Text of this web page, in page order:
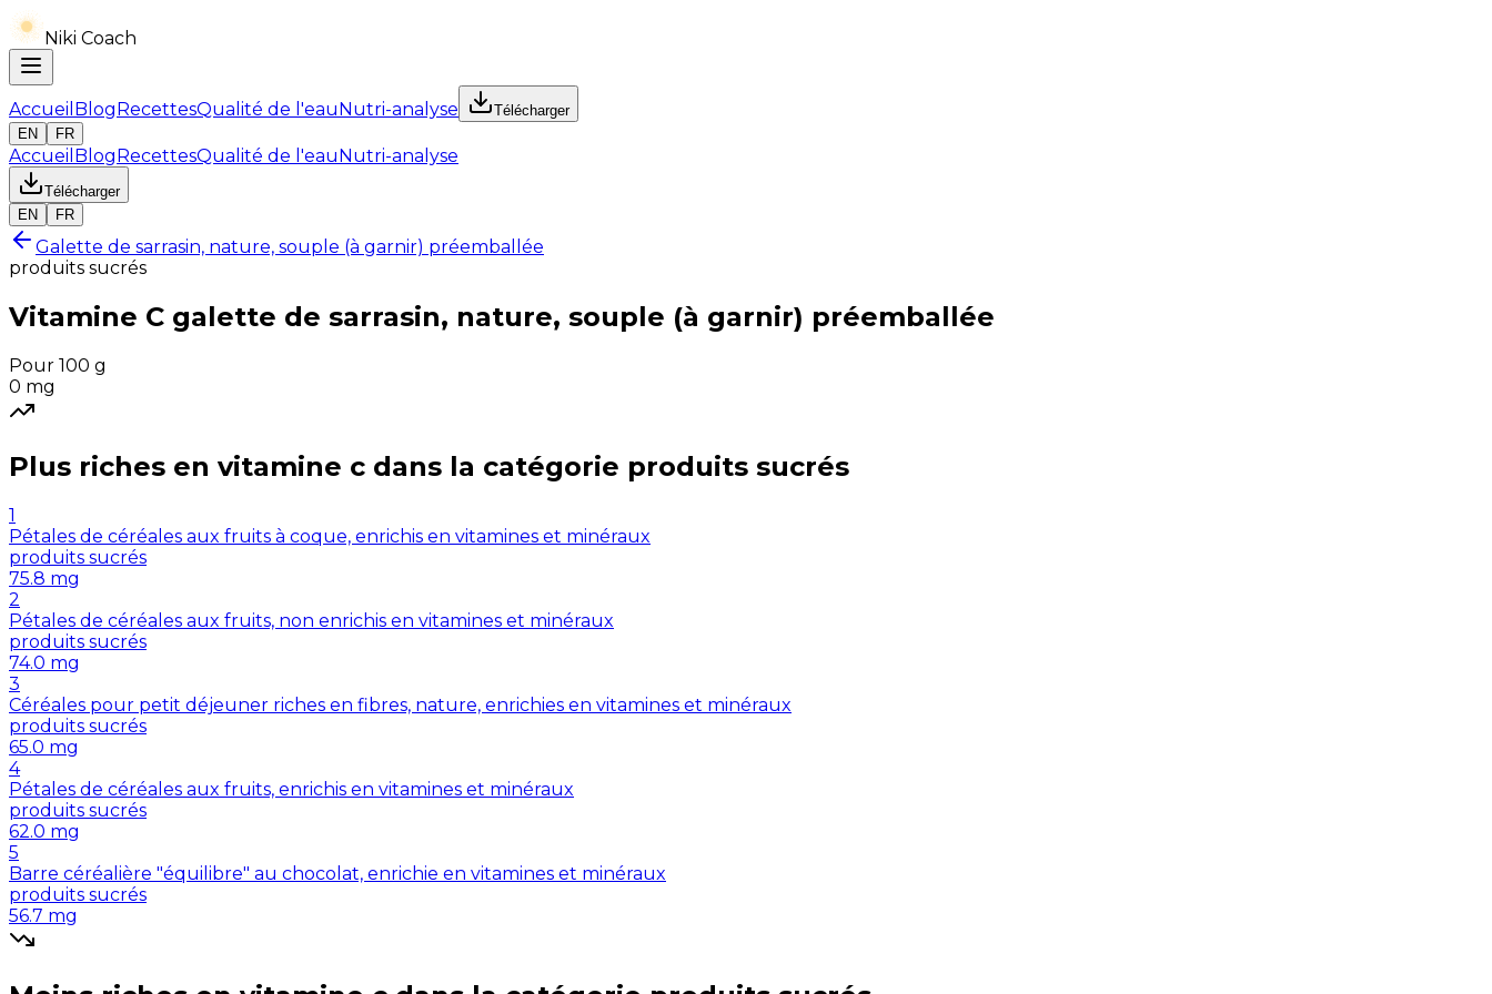
Niki Coach
Accueil BlogRecettesQualité de l'eauNutri-analyse
Télécharger
EN
FR
Accueil BlogRecettesQualité de l'eauNutri-analyse
Télécharger
EN
FR
Galette de sarrasin, nature, souple (à garnir) préemballée
produits sucrés
Vitamine C galette de sarrasin, nature, souple (à garnir) préemballée
Pour 100 g
0 mg
Plus riches en vitamine c dans la catégorie produits sucrés
1
Pétales de céréales aux fruits à coque, enrichis en vitamines et minéraux
produits sucrés
75.8 mg
2
Pétales de céréales aux fruits, non enrichis en vitamines et minéraux
produits sucrés
74.0 mg
3
Céréales pour petit déjeuner riches en fibres, nature, enrichies en vitamines et minéraux
produits sucrés
65.0 mg
4
Pétales de céréales aux fruits, enrichis en vitamines et minéraux
produits sucrés
62.0 mg
5
Barre céréalière "équilibre" au chocolat, enrichie en vitamines et minéraux
produits sucrés
56.7 mg